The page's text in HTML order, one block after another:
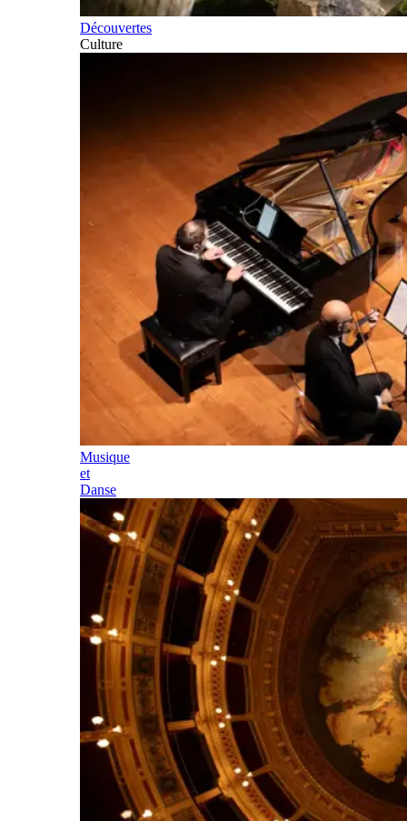
Découvertes
Culture
Musique
et
Danse